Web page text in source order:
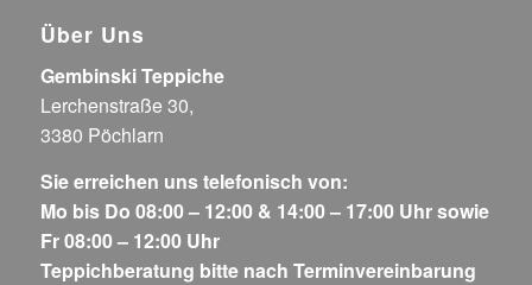
Über Uns
Gembinski Teppiche
Lerchenstraße 30,
3380 Pöchlarn
Sie erreichen uns telefonisch von:
Mo bis Do 08:00 – 12:00 & 14:00 – 17:00 Uhr sowie
Fr 08:00 – 12:00 Uhr
Teppichberatung bitte nach Terminvereinbarung